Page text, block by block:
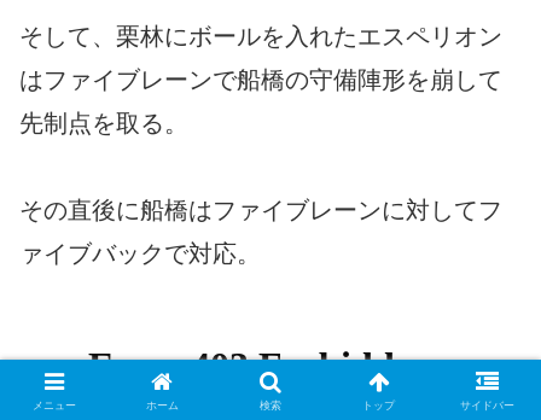
そして、栗林にボールを入れたエスペリオン
はファイブレーンで船橋の守備陣形を崩して
先制点を取る。
その直後に船橋はファイブレーンに対してフ
ァイブバックで対応。
メニュー ホーム 検索 トップ サイドバー